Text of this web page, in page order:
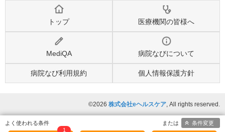
トップ 医療機関の皆様へ
MediQA 病院なびについて
病院なび利用規約 個人情報保護方針
©2026 株式会社eヘルスケア, All rights reserved.
1
条件変更